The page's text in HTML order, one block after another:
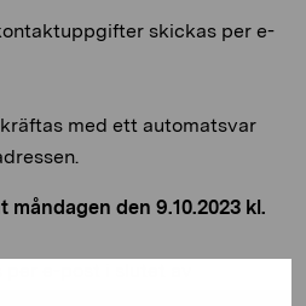
skickas per e-
med ett automatsvar
den 9.10.2023 kl.